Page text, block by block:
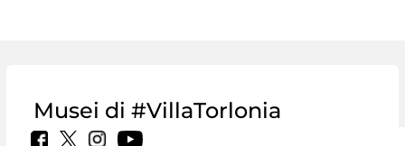
Musei di #VillaTorlonia